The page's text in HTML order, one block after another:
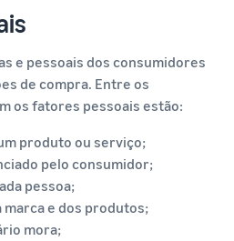
e pessoais dos consumidores
de compra. Entre os
os fatores pessoais estão:
produto ou serviço;
pelo consumidor;
pessoa;
marca e dos produtos;
mora;